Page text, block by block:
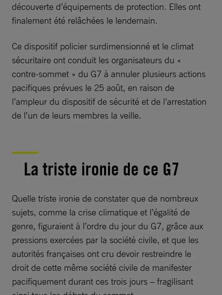
découverte d’équipements de protection. Elles ont
finalement été relâchées le lendemain.
Ce dispositif policier surdimensionné et le climat
sécuritaire ont conduit les organisateurs du «
contre-sommet » du G7 à annuler plusieurs actions
pacifiques prévues le 25 août, en raison de
l’ampleur du dispositif de sécurité et de l’arrestation
de l’un de leurs membres la veille.
La triste ironie de ce G7
Quelle triste ironie de constater que de nombreux
sujets, comme la crise climatique et l’égalité de
genre, figuraient à l’ordre du jour du G7, grâce aux
pressions exercées par la société civile, et que les
autorités françaises ont cru devoir restreindre le
droit de cette même société civile de manifester
pacifiquement durant ces trois jours – fragilisant